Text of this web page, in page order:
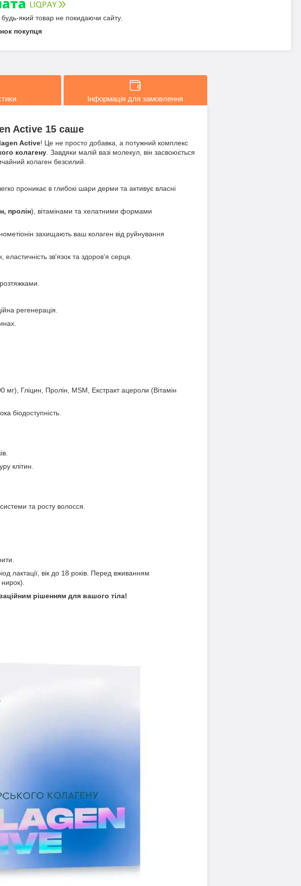
який товар не покидаючи сайту.
покупця
Інформація для замовлення
Active 15 саше
Active! Це не просто добавка, а потужний комплекс
колагену . Завдяки малій вазі молекул, він засвоюється
колаген безсилий.
проникає в глибокі шари дерми та активує власні
пролін), вітамінами та хелатними формами
захищають ваш колаген від руйнування
еластичність зв'язок та здоров'я серця.
регенерація.
мг), Гліцин, Пролін, MSM, Екстракт ацероли (Вітамін
біодоступність.
клітин.
та росту волосся.
лактації, вік до 18 років. Перед вживанням
рішенням для вашого тіла!